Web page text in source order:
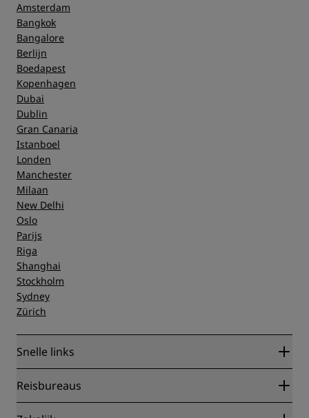
Amsterdam
Bangkok
Bangalore
Berlijn
Boedapest
Kopenhagen
Dubai
Dublin
Gran Canaria
Istanboel
Londen
Manchester
Milaan
New Delhi
Oslo
Parijs
Riga
Shanghai
Stockholm
Sydney
Zürich
Snelle links
Radisson Rewards
Blog
Reisbureaus